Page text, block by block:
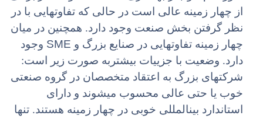
از چهار زمینه عالی است در حالی که تفاوتهایی با در
نظر گرفتن بخش صنعت وجود دارد. همچنین در میان
چهار زمینه تفاوتهایی در صنایع بزرگ و SME وجود
دارد. وضعیت با جزییات بیشتربه صورت زیر است:
شرکتهای بزرگ به اعتقاد متخصصان در گروه صنعتی
خوب یا حتی عالی محسوب میشوند و دارای
استاندارد بینالمللی خوبی در چهار زمینه هستند. تنها